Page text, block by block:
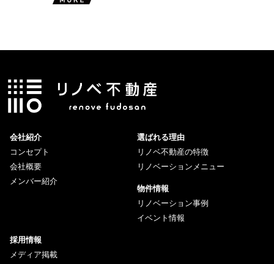
会社紹介
コンセプト
会社概要
メンバー紹介
選ばれる理由
リノベ不動産の特徴
リノベーションメニュー
物件情報
リノベーション事例
イベント情報
採用情報
メディア掲載